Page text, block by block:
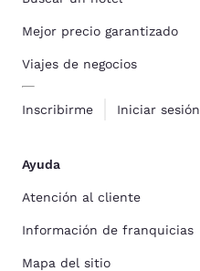
Mejor precio garantizado
Viajes de negocios
Inscribirme Iniciar sesión
Ayuda
Atención al cliente
Información de franquicias
Mapa del sitio